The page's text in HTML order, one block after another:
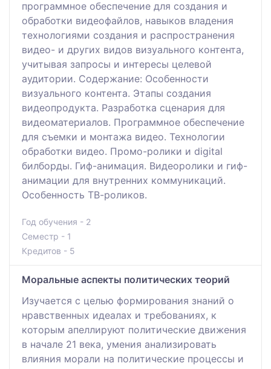
программное обеспечение для создания и
обработки видеофайлов, навыков владения
технологиями создания и распространения
видео- и других видов визуального контента,
учитывая запросы и интересы целевой
аудитории. Содержание: Особенности
визуального контента. Этапы создания
видеопродукта. Разработка сценария для
видеоматериалов. Программное обеспечение
для съемки и монтажа видео. Технологии
обработки видео. Промо-ролики и digital
билборды. Гиф-анимация. Видеоролики и гиф-
анимации для внутренних коммуникаций.
Особенность ТВ-роликов.
Год обучения - 2
Семестр - 1
Кредитов - 5
Моральные аспекты политических теорий
Изучается с целью формирования знаний о
нравственных идеалах и требованиях, к
которым апеллируют политические движения
в начале 21 века, умения анализировать
влияния морали на политические процессы и